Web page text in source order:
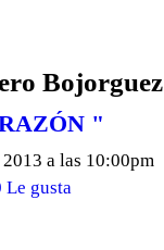
Bojorguez
"
a las 10:00pm
Le gusta